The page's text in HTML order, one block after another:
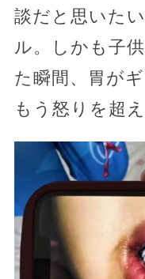
談だと思いた
ル。しかも子
た瞬間、胃が
もう怒りを超